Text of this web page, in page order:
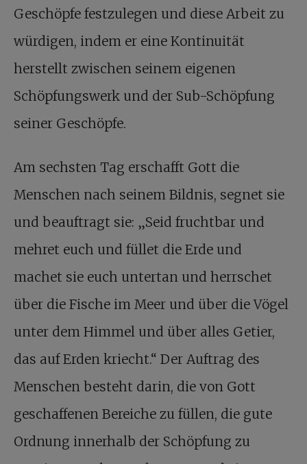
Geschöpfe festzulegen und diese Arbeit zu
würdigen, indem er eine Kontinuität
herstellt zwischen seinem eigenen
Schöpfungswerk und der Sub-Schöpfung
seiner Geschöpfe.
Am sechsten Tag erschafft Gott die
Menschen nach seinem Bildnis, segnet sie
und beauftragt sie: „Seid fruchtbar und
mehret euch und füllet die Erde und
machet sie euch untertan und herrschet
über die Fische im Meer und über die Vögel
unter dem Himmel und über alles Getier,
das auf Erden kriecht.“ Der Auftrag des
Menschen besteht darin, die von Gott
geschaffenen Bereiche zu füllen, die gute
Ordnung innerhalb der Schöpfung zu